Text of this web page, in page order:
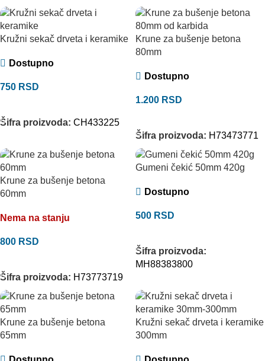
Kružni sekač drveta i keramike
Dostupno
750 RSD
Šifra proizvoda: CH433225
Krune za bušenje betona
80mm
Dostupno
1.200 RSD
Šifra proizvoda: H73473771
Krune za bušenje betona
60mm
Nema na stanju
800 RSD
Šifra proizvoda: H73773719
Gumeni čekić 50mm 420g
Dostupno
500 RSD
Šifra proizvoda:
MH88383800
Krune za bušenje betona
65mm
Kružni sekač drveta i keramike
300mm